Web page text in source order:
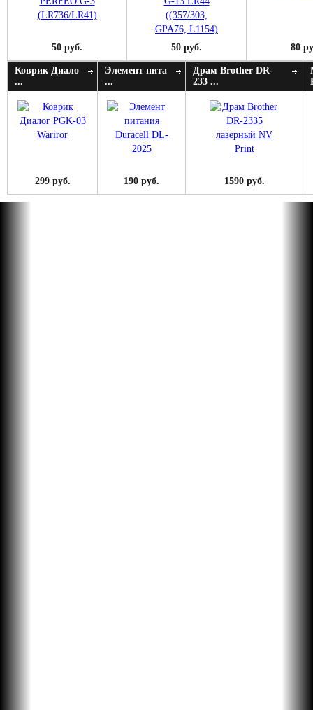
50 руб. 50 руб. 80
Коврик Диало
...
299 руб.
Элемент пита
...
190 руб.
Драм Brother DR-
233 ...
1590 руб.